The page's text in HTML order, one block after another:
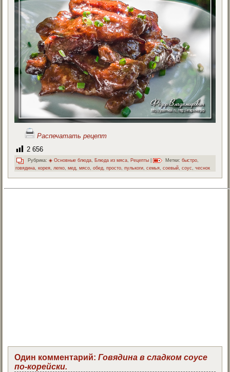
Распечатать рецепт
2 656
Рубрика: ◈ Основные блюда, Блюда из мяса, Рецепты Метки: быстро,
говядина ,корея легко ,мед ,мясо ,обед ,просто ,пулькоги ,семья ,соевый ,соус ,чеснок
Один комментарий:Говядина в сладком соусе
по-корейски.